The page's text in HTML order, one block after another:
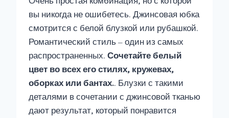
вы никогда не ошибетесь. Джинсовая юбка
смотрится с белой блузкой или рубашкой.
Романтический стиль – один из самых
распространенных. Сочетайте белый
цвет во всех его стилях, кружевах,
оборках или бантах.. Блузки с такими
деталями в сочетании с джинсовой тканью
дают результат, который понравится